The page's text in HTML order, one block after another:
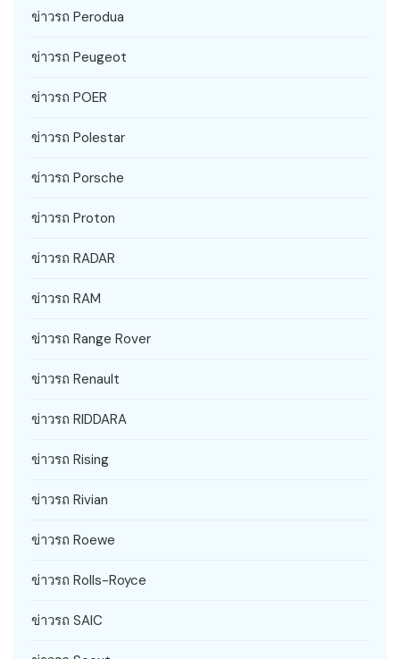
ข่าวรถ Perodua
ข่าวรถ Peugeot
ข่าวรถ POER
ข่าวรถ Polestar
ข่าวรถ Porsche
ข่าวรถ Proton
ข่าวรถ RADAR
ข่าวรถ RAM
ข่าวรถ Range Rover
ข่าวรถ Renault
ข่าวรถ RIDDARA
ข่าวรถ Rising
ข่าวรถ Rivian
ข่าวรถ Roewe
ข่าวรถ Rolls-Royce
ข่าวรถ SAIC